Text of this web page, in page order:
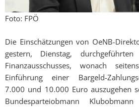
Foto: FPÖ
Die Einschätzungen von OeNB-
gestern, Dienstag,
Finanzausschusses, wonach
Einführung einer Bargeld-
7.000 und 10.000 Euro auszugehen
Bundesparteiobmann